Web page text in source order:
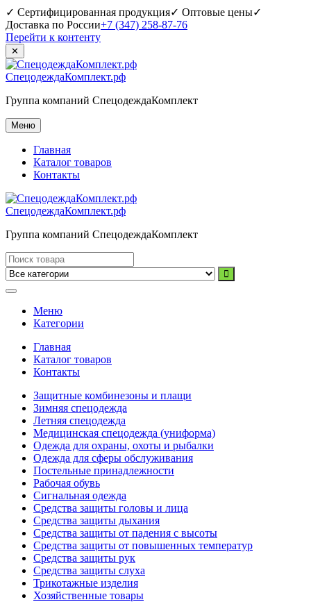
✓ Сертифицированная продукция✓ Оптовые цены✓
Доставка по России+7 (347) 258-87-76
Перейти к контенту
✕
СпецодеждаКомплект.рф
Группа компаний СпецодеждаКомплект
Меню
Главная
Каталог товаров
Контакты
СпецодеждаКомплект.рф
Группа компаний СпецодеждаКомплект
Меню
Категории
Главная
Каталог товаров
Контакты
Защитные комбинезоны и плащи
Зимняя спецодежда
Летняя спецодежда
Медицинская спецодежда (униформа)
Одежда для охраны, охоты и рыбалки
Одежда для сферы обслуживания
Постельные принадлежности
Рабочая обувь
Сигнальная одежда
Средства защиты головы и лица
Средства защиты дыхания
Средства защиты от падения с высоты
Средства защиты от повышенных температур
Средства защиты рук
Средства защиты слуха
Трикотажные изделия
Хозяйственные товары